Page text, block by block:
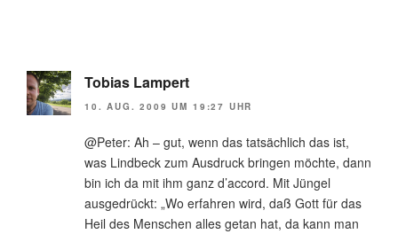
Tobias Lampert
10. AUG. 2009 UM 19:27 UHR
@Peter: Ah – gut, wenn das tatsächlich das ist,
was Lindbeck zum Ausdruck bringen möchte, dann
bin ich da mit ihm ganz d’accord. Mit Jüngel
ausgedrückt: „Wo erfahren wird, daß Gott für das
Heil des Menschen alles getan hat, da kann man